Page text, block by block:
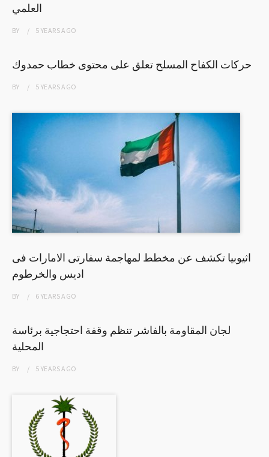
العلمي
BY 5 YEARSAGO
حركات الكفاح المسلح تعلق على محتوى خطاب حمدوك
BY 5 YEARSAGO
اثيوبيا تكشف عن مخطط لمهاجمة سفارتى الامارات فى
اديس والخرطوم
BY 6 YEARSAGO
لجان المقاومة بالفاشر تنظم وقفة احتجاجية برئاسة
المحلية
BY 5 YEARSAGO